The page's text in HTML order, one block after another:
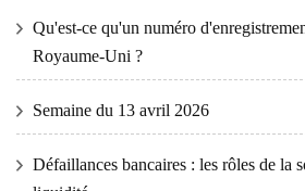
Qu'est-ce qu'un numéro
Royaume-Uni ?
Semaine du 13 avril 2026
Défaillances bancaires : les rôles de la